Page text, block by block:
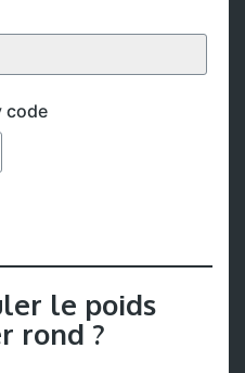
code
le poids
rond ?